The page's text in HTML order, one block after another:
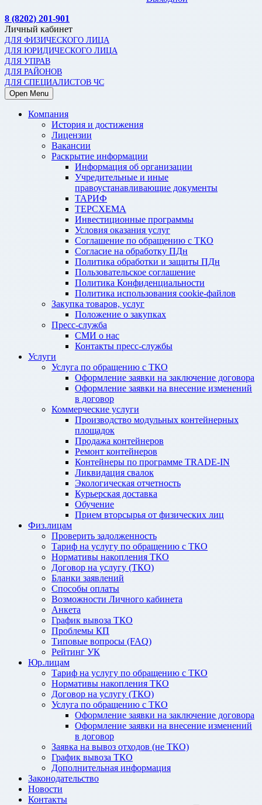
8 (8202) 201-901
Личный кабинет
ДЛЯ ФИЗИЧЕСКОГО ЛИЦА
ДЛЯ ЮРИДИЧЕСКОГО ЛИЦА
ДЛЯ УПРАВ
ДЛЯ РАЙОНОВ
ДЛЯ СПЕЦИАЛИСТОВ ЧС
Open Menu
Компания
История и достижения
Лицензии
Вакансии
Раскрытие информации
Информация об организации
Учредительные и иные
правоустанавливающие документы
ТАРИФ
ТЕРСХЕМА
Инвестиционные программы
Условия оказания услуг
Соглашение по обращению с ТКО
Согласие на обработку ПДн
Политика обработки и защиты ПДн
Пользовательское соглашение
Политика Конфиденциальности
Политика использования cookie-файлов
Закупка товаров, услуг
Положение о закупках
Пресс-служба
СМИ о нас
Контакты пресс-службы
Услуги
Услуга по обращению с ТКО
Оформление заявки на заключение договора
Оформление заявки на внесение изменений
в договор
Коммерческие услуги
Производство модульных контейнерных
площадок
Продажа контейнеров
Ремонт контейнеров
Контейнеры по программе TRADE-IN
Ликвидация свалок
Экологическая отчетность
Курьерская доставка
Обучение
Прием вторсырья от физических лиц
Физ.лицам
Проверить задолженность
Тариф на услугу по обращению с ТКО
Нормативы накопления ТКО
Договор на услугу (ТКО)
Бланки заявлений
Способы оплаты
Возможности Личного кабинета
Анкета
График вывоза ТКО
Проблемы КП
Типовые вопросы (FAQ)
Рейтинг УК
Юр.лицам
Тариф на услугу по обращению с ТКО
Нормативы накопления ТКО
Договор на услугу (ТКО)
Услуга по обращению с ТКО
Оформление заявки на заключение договора
Оформление заявки на внесение изменений
в договор
Заявка на вывоз отходов (не ТКО)
График вывоза ТКО
Дополнительная информация
Законодательство
Новости
Контакты